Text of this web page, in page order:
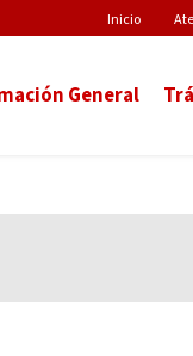
Pre-
Inicio
General